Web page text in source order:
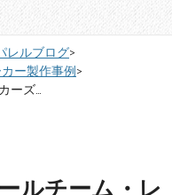
レルブログ
ー製作事例
ーズ...
ルチーム・レ